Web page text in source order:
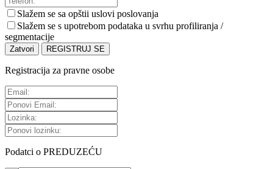
Slažem se sa opštii uslovi poslovanja
Slažem se s upotrebom podataka u svrhu profiliranja /
segmentacije
Zatvori REGISTRUJ SE
Registracija za pravne osobe
Podatci o PREDUZEĆU